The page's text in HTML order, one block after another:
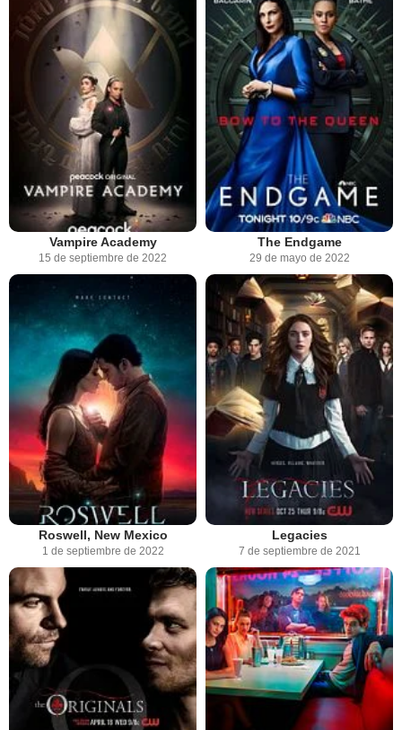
Vampire Academy
15 de septiembre de 2022
The Endgame
29 de mayo de 2022
Roswell, New Mexico
1 de septiembre de 2022
Legacies
7 de septiembre de 2021